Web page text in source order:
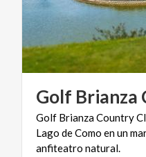
Golf Brianza
Golf Brianza Country
Lago de Como en un
anfiteatro natural.